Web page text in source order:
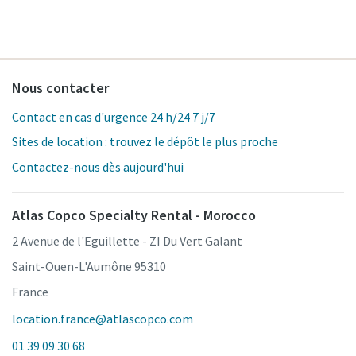
Nous contacter
Contact en cas d'urgence 24 h/24 7 j/7
Sites de location : trouvez le dépôt le plus proche
Contactez-nous dès aujourd'hui
Atlas Copco Specialty Rental - Morocco
2 Avenue de l'Eguillette - ZI Du Vert Galant
Saint-Ouen-L'Aumône 95310
France
location.france@atlascopco.com
01 39 09 30 68